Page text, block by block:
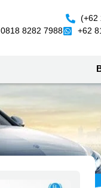
(+62
0818 8282 7988
+62